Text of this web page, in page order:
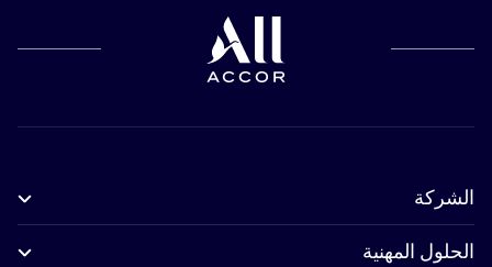
الشركة
الحلول المهنية